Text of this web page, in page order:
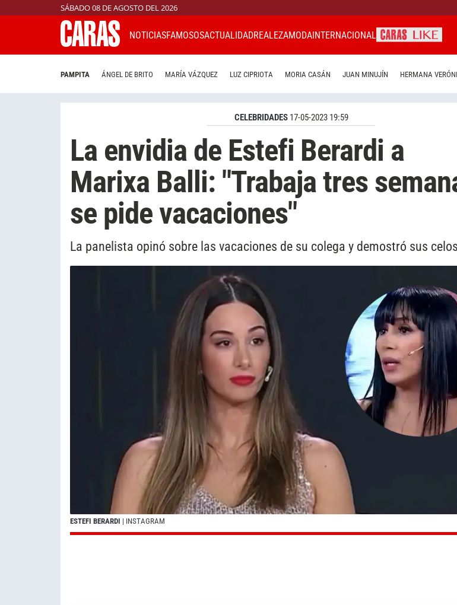
SÁBADO 08 DE AGOSTO DEL 2026
NOTICIASFAMOSOSACTUALIDADREALEZAMODAINTERNACIONAL
PAMPITA ÁNGEL DE BRITO MARÍA VÁZQUEZ LUZ CIPRIOTA MORIA CASÁN JUAN MINUJÍN HERMANA
CELEBRIDADES 17-05-2023 19:59
La envidia de Estefi Berardi a
Marixa Balli: "Trabaja tres
se pide vacaciones"
La panelista opinó sobre las vacaciones de su colega y demostró sus
ESTEFI BERARDI | INSTAGRAM